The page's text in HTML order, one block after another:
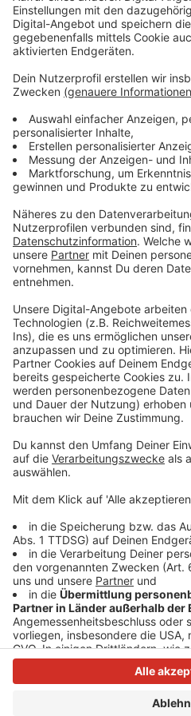
Anzeige
Vorstellen brauchen wir ihn
treibt Jürgen Bangert nun
am Telefon mit seinen
Aber selbst seine 'Opfer'
wenn auch nicht immer. Und
ihm bekommen könnt, ist
gegangen. Somit steht euch
Verfügung. Hier bekommt Ihr
"Directors-Cut" - die Original-
Version. Elvis wird sich mit
"Opfern" über die Telefonate
Jahrzehnten unterhalten. Wir
dabei ergangen ist und
Schleudern gekommen ist.
bitte nicht erschrecken,
klingelt. Es muss ja nicht
sein.
Anzeige
Anzeige
Anzeige